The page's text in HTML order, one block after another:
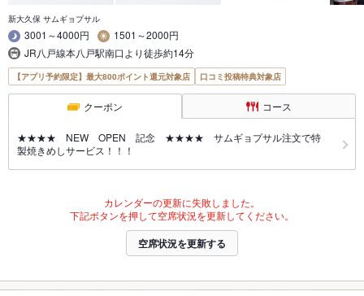
新大久保 サムギョプサル
3001～4000円
1501～2000円
JR八戸線本八戸駅南口より徒歩約14分
【アプリ予約限定】最大800ポイント還元対象店 口コミ投稿特典対象店
クーポン コース
★★★★ NEW OPEN 記念 ★★★★ サムギョプサル注文で特
製焼きめしサービス！！！
カレンダーの更新に失敗しました。
下記ボタンを押して空席状況を更新してください。
空席状況を更新する